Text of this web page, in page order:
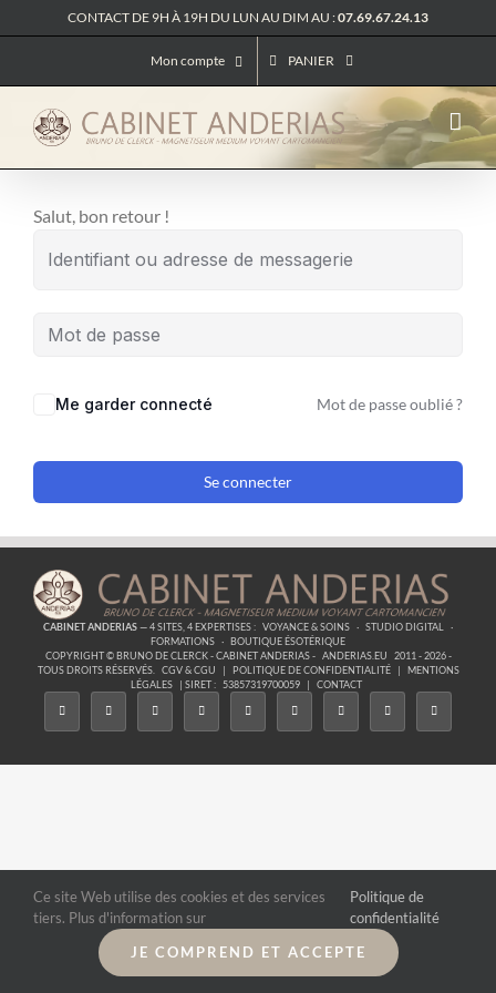
au
CONTACT DE 9H À 19H DU LUN AU DIM AU :07.69.67.24.13
Mon compte PANIER
Salut, bon retour !
Me garder connecté Mot de passe oublié ?
Se connecter
CABINET ANDERIAS— 4 SITES, 4 EXPERTISES : VOYANCE & SOINS · STUDIO DIGITAL
·
FORMATIONS · BOUTIQUE ÉSOTÉRIQUE
COPYRIGHT © BRUNO DE CLERCK - CABINET ANDERIAS - ANDERIAS.EU
2011 - 2026 -
TOUS DROITS RÉSERVÉS.
CGV & CGU | POLITIQUE DE CONFIDENTIALITÉ |
MENTIONS
LÉGALES
| SIRET : 53857319700059 | CONTACT
Ce site Web utilise des cookies et des services
tiers. Plus d'information sur
Politique de
confidentialité
JE COMPREND ET ACCEPTE